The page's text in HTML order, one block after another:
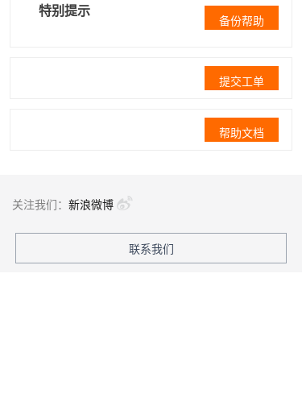
特别提示
备份帮助
提交工单
帮助文档